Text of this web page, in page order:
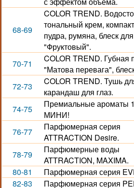
68-69
COLOR TREND.
тональный крем,
пудра, румяна, блеск
"Фруктовый".
70-71
COLOR TREND. Губная
"Матова перевага",
72-73
COLOR TREND. Тушь
карандаш для глаз.
74-75
Премиальные ароматы
МИНИ!
76-77
Парфюмерная серия
ATTRACTION Desire.
78-79
Парфюмерные воды
ATTRACTION, MAXIMA.
80-81
Парфюмерная серия
82-83
Парфюмерная серия